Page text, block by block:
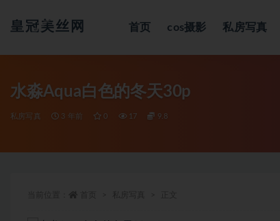
皇冠美丝网 首页 cos摄影 私房写真
水淼Aqua白色的冬天30p
私房写真 3 年前 0 17 9.8